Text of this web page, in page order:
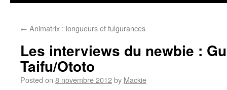
← Animatrix : longueurs et fulgurances
Les interviews du newbie :
Taifu/Ototo
Posted on 8 novembre 2012by Mackie